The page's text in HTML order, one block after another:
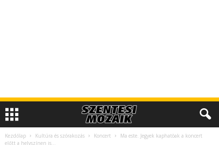
Kezdőlap Kultúra és szórakozás Koncert
Ma este. Jegyek kaphatòak a koncert
előtt a helyszínen is…